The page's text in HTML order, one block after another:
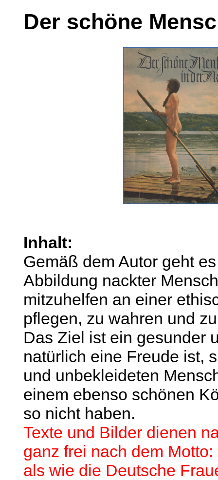
Der schöne
Inhalt:
Gemäß dem Autor geht
Abbildung nackter
mitzuhelfen an einer
pflegen, zu wahren und
Das Ziel ist ein gesunder
natürlich eine Freude ist,
und unbekleideten
einem ebenso schönen
so nicht haben.
Texte und Bilder dienen
ganz frei nach dem
als wie die Deutsche